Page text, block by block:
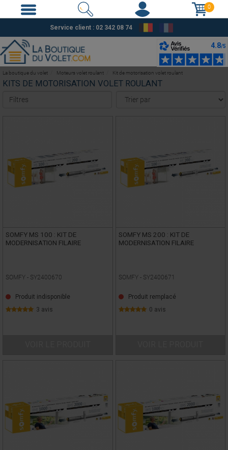
0
Service client : 02 342 08 74
KITS DE MOTORISATION VOLET ROULANT
Filtres
SOMFY MS 100 : KIT DE
MODERNISATION FILAIRE
SOMFY - SY2400670
Produit indisponible
3 avis
SOMFY MS 200 : KIT DE
MODERNISATION FILAIRE
SOMFY - SY2400671
Produit remplacé
0 avis
La boutique du volet Moteurs volet roulant Kit de motorisation volet roulant